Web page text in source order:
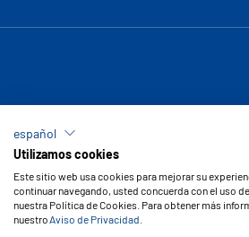
Copyright © 2026 Vipal Cauchos
español
Utilizamos cookies
Este sitio web usa cookies para mejorar su
continuar navegando, usted concuerda con el uso
nuestra Política de Cookies. Para obtener más
nuestroAviso de Privacidad